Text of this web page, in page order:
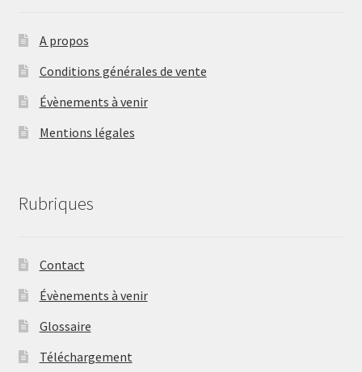
A propos
Conditions générales de vente
Évènements à venir
Mentions légales
Rubriques
Contact
Évènements à venir
Glossaire
Téléchargement